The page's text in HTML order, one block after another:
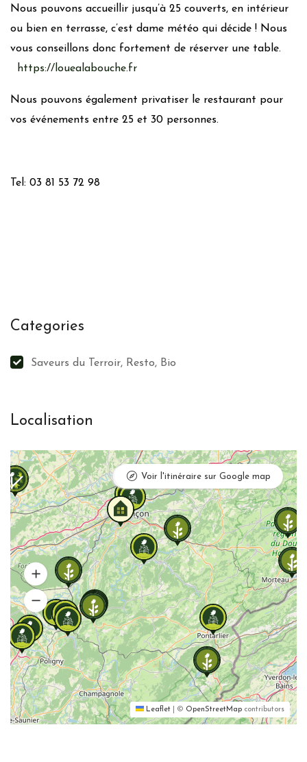
Nous pouvons accueillir jusqu’à 25 couverts, en intérieur
ou bien en terrasse, c’est dame météo qui décide ! Nous
vous conseillons donc fortement de réserver une table.
https://louealabouche.fr
Nous pouvons également privatiser le restaurant pour
vos événements entre 25 et 30 personnes.
Tel: 03 81 53 72 98
Categories
Saveurs du Terroir, Resto, Bio
Localisation
Mettre à jour
Leaflet © OpenStreetMap contributors
Voir l'itinéraire sur Google map